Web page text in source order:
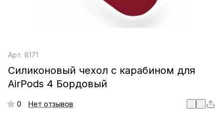
Арт. 8171
Силиконовый чехол c карабином для
AirPods 4 Бордовый
0 Нет отзывов